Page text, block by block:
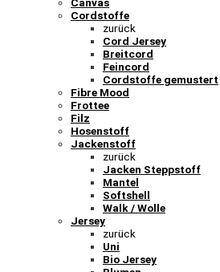
Cordstoffe
zurück
Cord Jersey
Breitcord
Feincord
Cordstoffe gemustert
Fibre Mood
Frottee
Filz
Hosenstoff
Jackenstoff
zurück
Jacken Steppstoff
Mantel
Softshell
Walk / Wolle
Jersey
zurück
Uni
Bio Jersey